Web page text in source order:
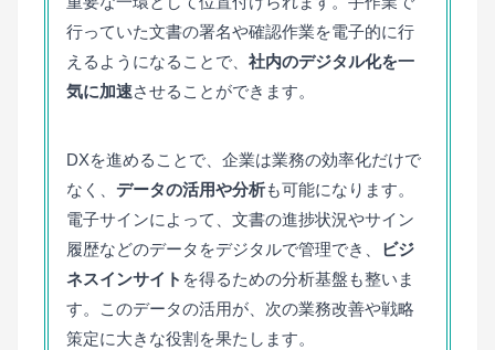
行っていた文書の署名や確認作業を電子的に行
えるようになることで、 社内のデジタル化を一
気に加速させることができます。
DXを進めることで、企業は業務の効率化だけで
なく、 データの活用や分析も可能になります。
電子サインによって、文書の進捗状況やサイン
履歴などのデータをデジタルで管理でき、
ビジ
ネスインサイト を得るための分析基盤も整いま
す。このデータの活用が、次の業務改善や戦略
策定に大きな役割を果たします。